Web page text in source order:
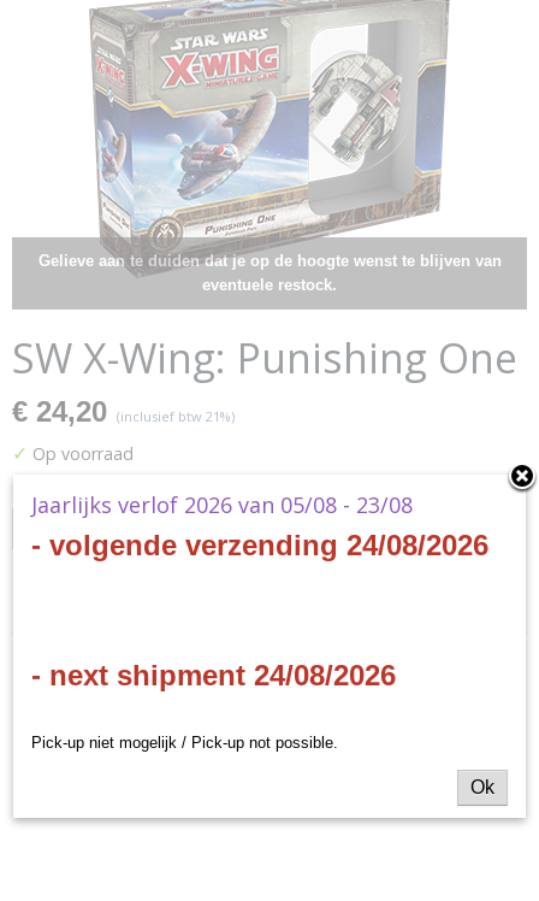
Gelieve aan te duiden dat je op de hoogte wenst te blijven van
eventuele restock.
SW X-Wing: Punishing One
€ 24,20 (inclusief btw 21%)
✓ Op voorraad
SWX42
Jaarlijks verlof 2026 van 05/08 - 23/08
- volgende verzending 24/08/2026
- next shipment 24/08/2026
Pick-up niet mogelijk / Pick-up not possible.
Ok